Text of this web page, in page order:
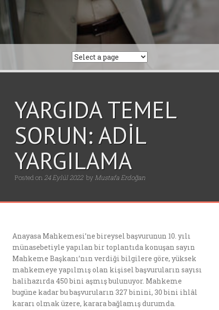
YARGIDA TEMEL
SORUN: ADİL
YARGILAMA
Posted on 24 Eylül 2022 by Mustafa Erdoğan
Anayasa Mahkemesi’ne bireysel başvurunun 10. yılı
münasebetiyle yapılan bir toplantıda konuşan sayın
Mahkeme Başkanı’nın verdiği bilgilere göre, yüksek
mahkemeye yapılmış olan kişisel başvuruların sayısı
halihazırda 450 bini aşmış bulunuyor. Mahkeme
bugüne kadar bu başvuruların 327 binini, 30 bini ihlâl
kararı olmak üzere, karara bağlamış durumda.